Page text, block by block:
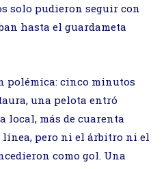
solo pudieron seguir con
hasta el guardameta
polémica: cinco minutos
una pelota entró
local, más de cuarenta
pero ni el árbitro ni el
como gol. Una